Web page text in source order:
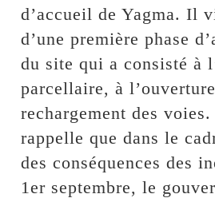
d’accueil de Yagma. Il
d’une première phase
du site qui a consisté à
parcellaire, à
rechargement des voies.
rappelle que dans le
des conséquences des
1er septembre, le